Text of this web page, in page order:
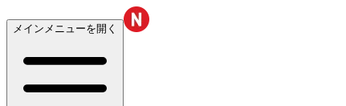
メインメニューを開く